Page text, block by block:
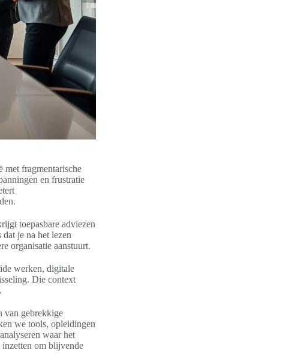
met fragmentarische
en frustratie
toepasbare adviezen
je na het lezen
organisatie aanstuurt.
werken, digitale
Die context
van gebrekkige
we tools, opleidingen
waar het
inzetten om blijvende